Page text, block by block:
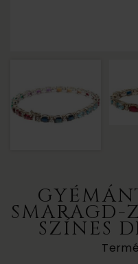
SMARAGD-
SZÍNES